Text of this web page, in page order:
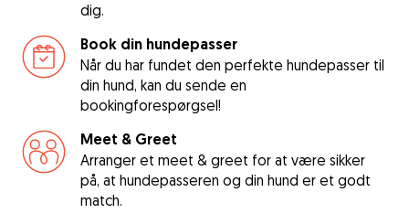
dig.
Book din hundepasser
Når du har fundet den perfekte hundepasser til
din hund, kan du sende en
bookingforespørgsel!
Meet & Greet
Arranger et meet & greet for at være sikker
på, at hundepasseren og din hund er et godt
match.